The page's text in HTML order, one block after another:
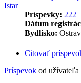
Istar
Príspevky: 222
Dátum
Bydlisko:
Citovať
Príspevok od užívateľa